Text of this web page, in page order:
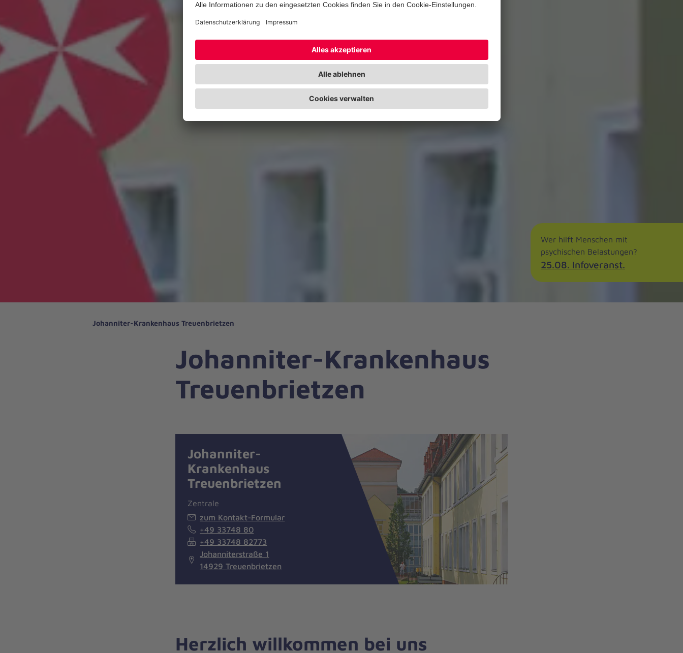
Wer hilft Menschen mit
psychischen Belastungen?
25.08. Infoveranst.
Johanniter-Krankenhaus Treuenbrietzen
Johanniter-Krankenhaus
Treuenbrietzen
Johanniter-
Krankenhaus
Treuenbrietzen
Zentrale
zum Kontakt-Formular
+49 33748 80
+49 33748 82773
Johanniterstraße 1
14929 Treuenbrietzen
Herzlich willkommen bei uns